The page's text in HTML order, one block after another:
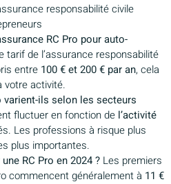
responsabilité civile
RC Pro pour auto-
tarif de l’assurance responsabilité
entre 100 € et 200 € par an, cela
votre activité.
varient-ils selon les secteurs
fluctuer en fonction de l’activité
Les professions à risque plus
plus importantes.
RC Pro en 2024 ? Les premiers
commencent généralement à 11 €